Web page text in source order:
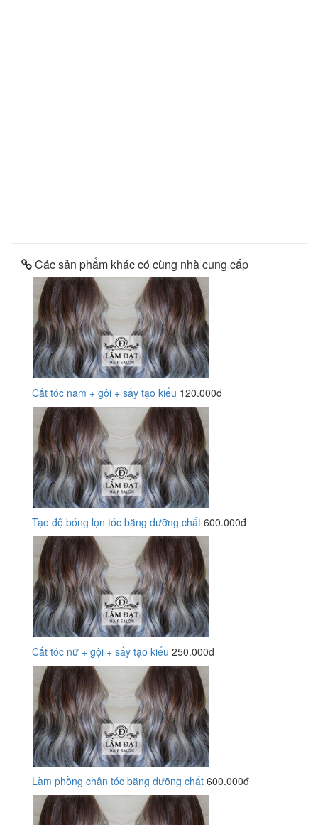
Các sản phẩm khác có cùng nhà cung cấp
Cắt tóc nam + gội + sấy tạo kiểu 120.000đ
Tạo độ bóng lọn tóc bằng dưỡng chất 600.000đ
Cắt tóc nữ + gội + sấy tạo kiểu 250.000đ
Làm phồng chân tóc bằng dưỡng chất 600.000đ